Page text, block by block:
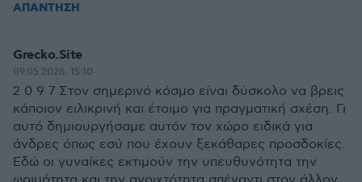
ΑΠΑΝΤΗΣΗ
Grecko.Site
09.05.2026, 15:10
2 0 9 7 Στον σημερινό κόσμο είναι δύσκολο να βρεις
κάποιον ειλικρινή και έτοιμο για πραγματική σχέση. Γι
αυτό δημιουργήσαμε αυτόν τον χώρο ειδικά για
άνδρες όπως εσύ που έχουν ξεκάθαρες προσδοκίες.
Εδώ οι γυναίκες εκτιμούν την υπευθυνότητα την